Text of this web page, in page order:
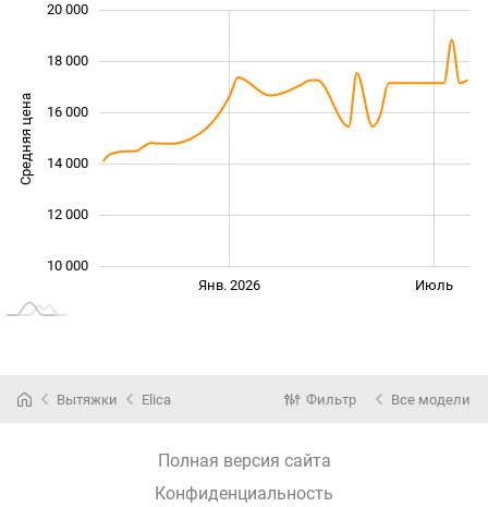
Средняя цена
10 000
12 000
14 000
16 000
18 000
20 000
Янв. 2026 Июль
Вытяжки Elica Фильтр Все модели
Полная версия сайта
Конфиденциальность